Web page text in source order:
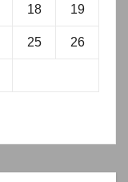
18 19
25 26